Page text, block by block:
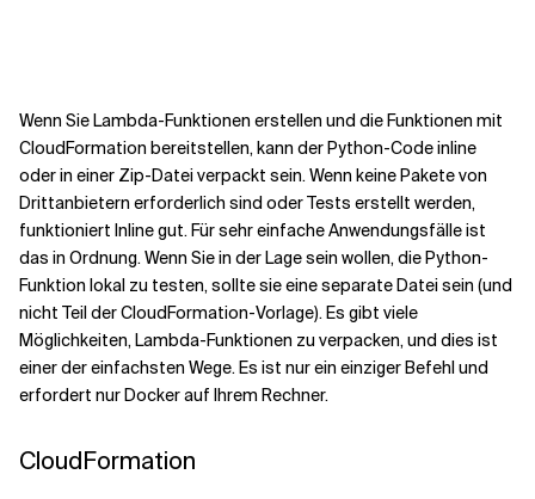
Wenn Sie Lambda-Funktionen erstellen und die Funktionen mit
CloudFormation bereitstellen, kann der Python-Code inline
oder in einer Zip-Datei verpackt sein. Wenn keine Pakete von
Drittanbietern erforderlich sind oder Tests erstellt werden,
funktioniert Inline gut. Für sehr einfache Anwendungsfälle ist
das in Ordnung. Wenn Sie in der Lage sein wollen, die Python-
Funktion lokal zu testen, sollte sie eine separate Datei sein (und
nicht Teil der CloudFormation-Vorlage). Es gibt viele
Möglichkeiten, Lambda-Funktionen zu verpacken, und dies ist
einer der einfachsten Wege. Es ist nur ein einziger Befehl und
erfordert nur Docker auf Ihrem Rechner.
CloudFormation